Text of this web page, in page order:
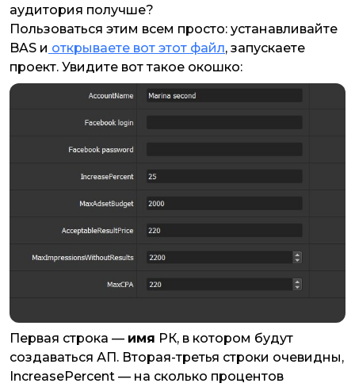
аудитория получше?
Пользоваться этим всем просто: устанавливайте
BAS и открываeте вот этот файл, запускаете
проект. Увидите вот такое окошко:
Первая строка — имя РК, в котором будут
создаваться АП. Вторая-третья строки очевидны,
IncreasePercent — на сколько процентов